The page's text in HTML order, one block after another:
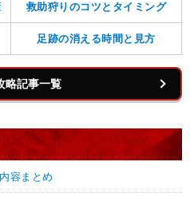
救助狩りのコツとタイミング
足跡の消える時間と見方
略記事一覧
容まとめ